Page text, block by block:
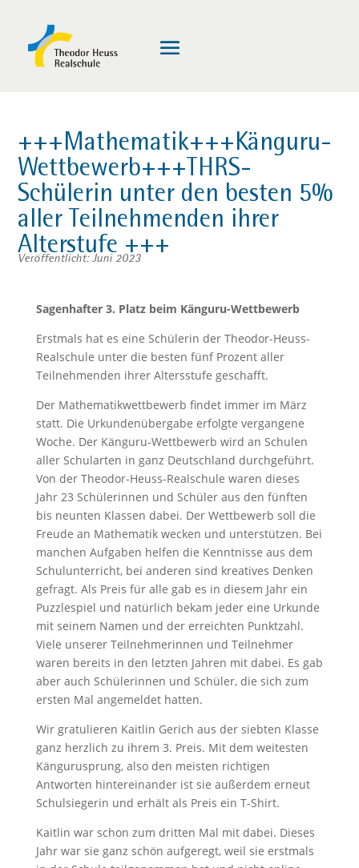
+++Mathematik+++Känguru-
Wettbewerb+++THRS-
Schülerin unter den besten 5%
aller Teilnehmenden ihrer
Alterstufe +++
Veröffentlicht: Juni 2023
Sagenhafter 3. Platz beim Känguru-Wettbewerb
Erstmals hat es eine Schülerin der Theodor-Heuss-
Realschule unter die besten fünf Prozent aller
Teilnehmenden ihrer Altersstufe geschafft.
Der Mathematikwettbewerb findet immer im März
statt. Die Urkundenübergabe erfolgte vergangene
Woche. Der Känguru-Wettbewerb wird an Schulen
aller Schularten in ganz Deutschland durchgeführt.
Von der Theodor-Heuss-Realschule waren dieses
Jahr 23 Schülerinnen und Schüler aus den fünften
bis neunten Klassen dabei. Der Wettbewerb soll die
Freude an Mathematik wecken und unterstützen. Bei
manchen Aufgaben helfen die Kenntnisse aus dem
Schulunterricht, bei anderen sind kreatives Denken
gefragt. Als Preis für alle gab es in diesem Jahr ein
Puzzlespiel und natürlich bekam jeder eine Urkunde
mit seinem Namen und der erreichten Punktzahl.
Viele unserer Teilnehmerinnen und Teilnehmer
waren bereits in den letzten Jahren mit dabei. Es gab
aber auch Schülerinnen und Schüler, die sich zum
ersten Mal angemeldet hatten.
Wir gratulieren Kaitlin Gerich aus der siebten Klasse
ganz herzlich zu ihrem 3. Preis. Mit dem weitesten
Kängurusprung, also den meisten richtigen
Antworten hintereinander ist sie außerdem erneut
Schulsiegerin und erhält als Preis ein T-Shirt.
Kaitlin war schon zum dritten Mal mit dabei. Dieses
Jahr war sie ganz schön aufgeregt, weil sie erstmals